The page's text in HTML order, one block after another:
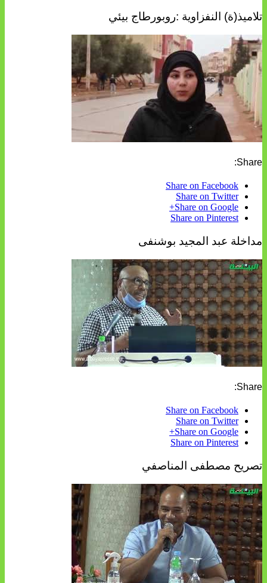
تلاميذ(ة) النفزاوية :روبورطاج بيئي
Share:
Share on Facebook
Share on Twitter
Share on Google+
Share on Pinterest
مداخلة عبد المجيد بوشنفى
Share:
Share on Facebook
Share on Twitter
Share on Google+
Share on Pinterest
تصريح مصطفى المناصفي